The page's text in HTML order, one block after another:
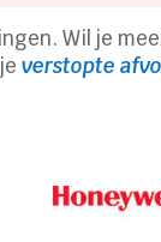
Wil je
jeverstopte